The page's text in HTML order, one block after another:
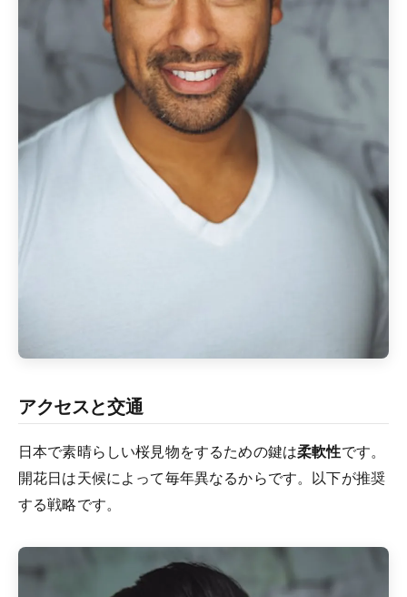
アクセスと交通
日本で素晴らしい桜見物をするための鍵は柔軟性です。
開花日は天候によって毎年異なるからです。以下が推奨
する戦略です。